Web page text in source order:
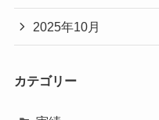
2025年10月
カテゴリー